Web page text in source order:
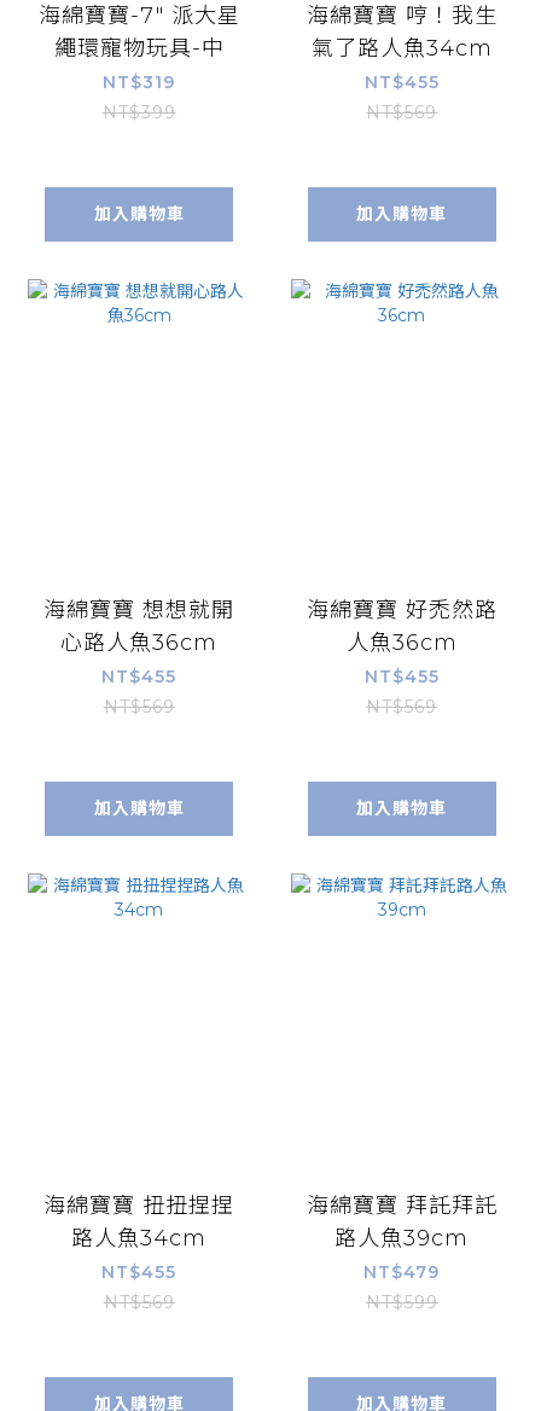
海綿寶寶-7" 派大星
繩環寵物玩具-中
NT$319
NT$399
加入購物車
海綿寶寶 哼！我生
氣了路人魚34cm
NT$455
NT$569
加入購物車
海綿寶寶 想想就開
心路人魚36cm
NT$455
NT$569
加入購物車
海綿寶寶 好禿然路
人魚36cm
NT$455
NT$569
加入購物車
海綿寶寶 扭扭捏捏
路人魚34cm
NT$455
NT$569
加入購物車
海綿寶寶 拜託拜託
路人魚39cm
NT$479
NT$599
加入購物車